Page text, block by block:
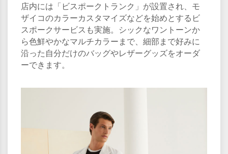
店内には「ビスポークトランク」が設置され、モ
ザイコのカラーカスタマイズなどを始めとするビ
スポークサービスも実施。シックなワントーンか
ら色鮮やかなマルチカラーまで、細部まで好みに
沿った自分だけのバッグやレザーグッズをオーダ
ーできます。